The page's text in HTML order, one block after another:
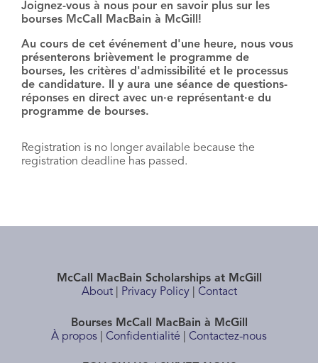
Joignez-vous à nous pour en savoir plus sur les
bourses McCall MacBain à McGill!
Au cours de cet événement d'une heure, nous vous
présenterons brièvement le programme de
bourses, les critères d'admissibilité et le processus
de candidature. Il y aura une séance de questions-
réponses en direct avec un·e représentant·e du
programme de bourses.
Registration is no longer available because the
registration deadline has passed.
McCall MacBain Scholarships at McGill
About| Privacy Policy| Contact
Bourses McCall MacBain à McGill
À propos
Confidentialité Contactez-nous